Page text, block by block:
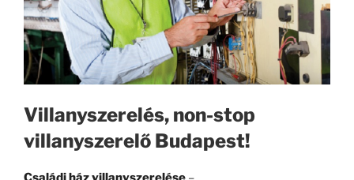
Villanyszerelés, non-stop
villanyszerelő Budapest!